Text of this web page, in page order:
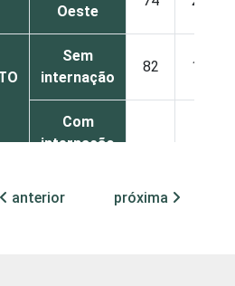
Oeste
Sem
internação
82 17
Com
internação
anterior próxima